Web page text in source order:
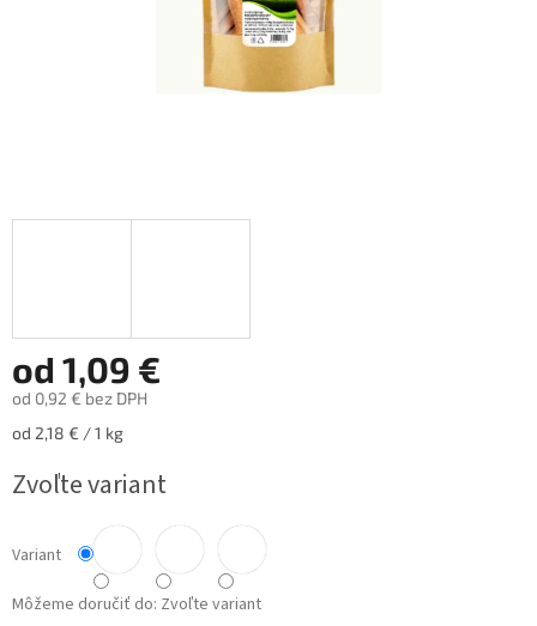
od 1,09 €
od 0,92 € bez DPH
Jednotková
od 2,18 € / 1 kg
Zvoľte variant
Variant
Môžeme doručiť do: Zvoľte variant